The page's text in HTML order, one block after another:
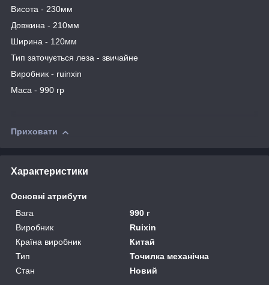
Висота - 230мм
Довжина - 210мм
Ширина - 120мм
Тип заточується леза - звичайне
Виробник - ruinxin
Маса - 990 гр
Приховати
Характеристики
Основні атрибути
Вага
990 г
Виробник
Ruixin
Країна виробник
Китай
Тип
Точилка механічна
Стан
Новий